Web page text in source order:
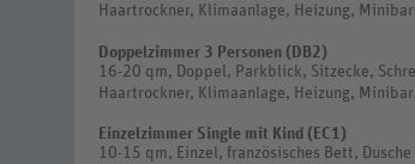
Haartrockner, Klimaanlage, Heizung,
Doppelzimmer 3 Personen (DB2)
16-20 qm, Doppel, Parkblick, Sitzecke,
Haartrockner, Klimaanlage, Heizung,
Einzelzimmer Single mit Kind (EC1)
10-15 qm, Einzel, französisches Bett,